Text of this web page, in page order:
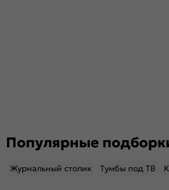
Популярные
Журнальный столик Тумбы под ТВ